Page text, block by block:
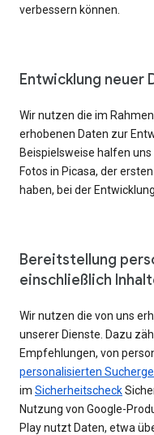
verbessern können.
Entwicklung neuer
Wir nutzen die im
erhobenen Daten zur
Beispielsweise halfen
Fotos in Picasa, der
haben, bei der
Bereitstellung
einschließlich
Wir nutzen die von uns
unserer Dienste. Dazu
Empfehlungen, von
personalisierten
im Sicherheitscheck
Nutzung von Google-
Play nutzt Daten, etwa